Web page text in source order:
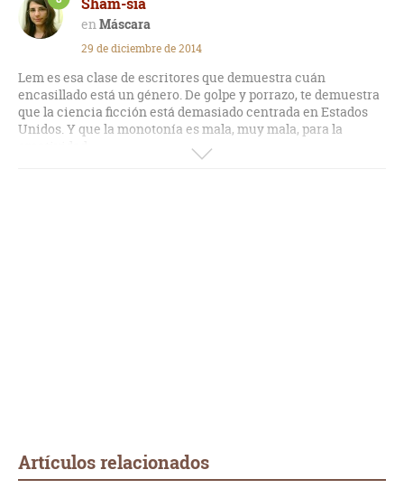
Máscara
29 de diciembre de 2014
Lem es esa clase de escritores que demuestra cuán
encasillado está un género. De golpe y porrazo, te demuestra
que la ciencia ficción está demasiado centrada en Estados
Unidos. Y que la monotonía es mala, muy mala, para la
Artículos relacionados